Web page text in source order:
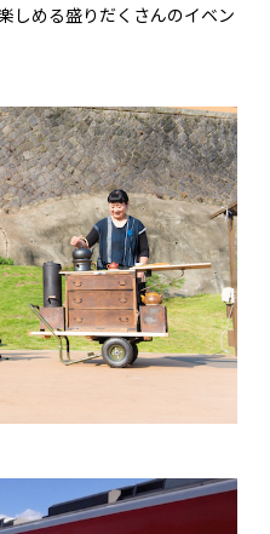
しめる盛りだくさんのイベン